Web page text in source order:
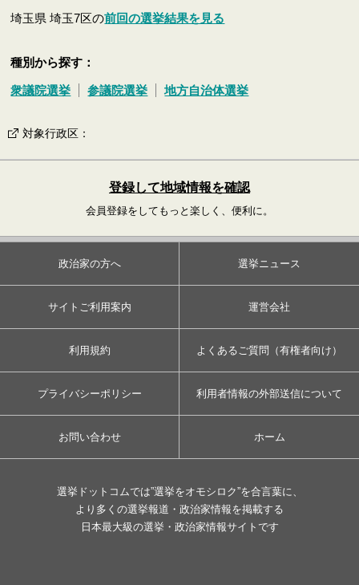
埼玉県 埼玉7区の前回の選挙結果を見る
種別から探す：
衆議院選挙 参議院選挙 地方自治体選挙
対象行政区 ：
登録して地域情報を確認
会員登録をしてもっと楽しく、便利に。
政治家の方へ 選挙ニュース
サイトご利用案内 運営会社
利用規約 よくあるご質問（有権者向け）
プライバシーポリシー 利用者情報の外部送信について
お問い合わせ ホーム
選挙ドットコムでは”選挙をオモシロク”を合言葉に、
より多くの選挙報道・政治家情報を掲載する
日本最大級の選挙・政治家情報サイトです